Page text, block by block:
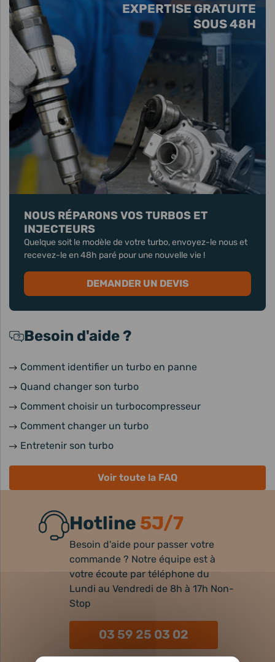
EXPERTISE GRATUITE
SOUS 48H
NOUS RÉPARONS VOS TURBOS ET
INJECTEURS
Quelque soit le modèle de votre turbo, envoyez-le nous et
recevez-le en 48h paré pour une nouvelle vie !
DEMANDER UN DEVIS
Besoin d'aide ?
Comment identifier un turbo en panne
Quand changer son turbo
Comment choisir un turbocompresseur
Comment changer un turbo
Entretenir son turbo
Voir toute la FAQ
Hotline 5J/7
Besoin d'aide pour passer votre
commande ? Notre équipe est à
votre écoute par téléphone du
Lundi au Vendredi de 8h à 17h Non-
Stop
03 59 25 03 02